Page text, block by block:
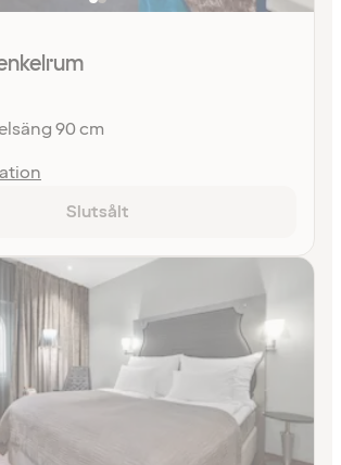
90 cm
Slutsålt